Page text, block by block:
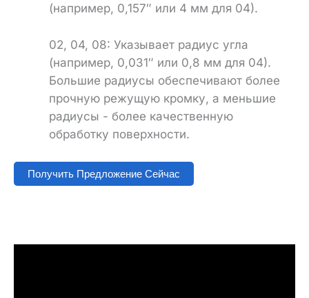
(например, 0,157″ или 4 мм для 04).
02, 04, 08: Указывает радиус угла
(например, 0,031″ или 0,8 мм для 04).
Большие радиусы обеспечивают более
прочную режущую кромку, а меньшие
радиусы - более качественную
обработку поверхности.
Получить Предложение Сейчас